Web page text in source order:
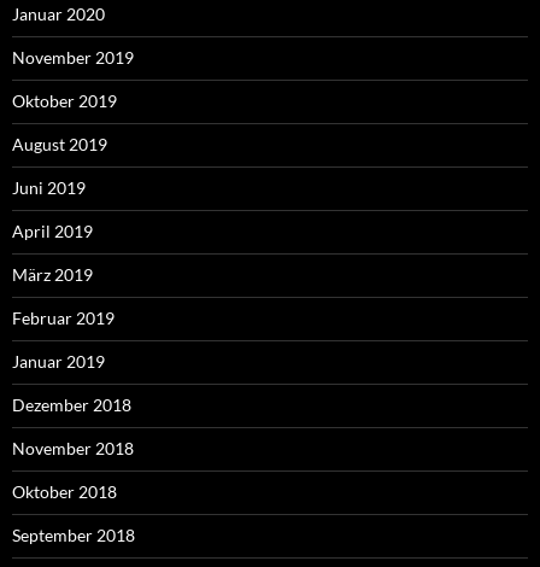
Januar 2020
November 2019
Oktober 2019
August 2019
Juni 2019
April 2019
März 2019
Februar 2019
Januar 2019
Dezember 2018
November 2018
Oktober 2018
September 2018